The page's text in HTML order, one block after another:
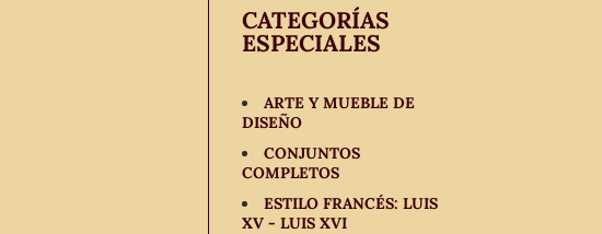
CATEGORÍAS
ESPECIALES
ARTE Y MUEBLE DE
DISEÑO
CONJUNTOS
COMPLETOS
ESTILO FRANCÉS: LUIS
XV - LUIS XVI